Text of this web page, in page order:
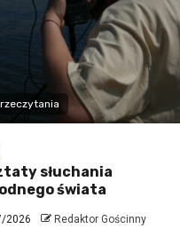
słuchania
świata
2026 Redaktor Gościnny